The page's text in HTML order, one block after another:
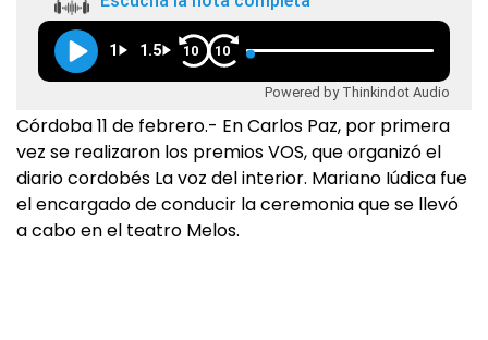
1 1.5 10 10
Powered by Thinkindot Audio
Córdoba 11 de febrero.- En Carlos Paz, por primera
vez se realizaron los premios VOS, que organizó el
diario cordobés La voz del interior. Mariano Iúdica fue
el encargado de conducir la ceremonia que se llevó
a cabo en el teatro Melos.